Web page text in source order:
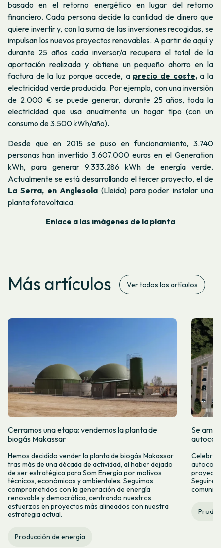
basado en el retorno energético en lugar del retorno
financiero.Cada persona decide la cantidad de dinero que
quiere invertir y, con la suma de las inversiones recogidas, se
impulsan los nuevos proyectos renovables. A partir de aquí y
durante 25 años cada inversor/a recupera el total de la
aportación realizada y obtiene un pequeño ahorro en la
factura de la luz porque accede, a precio de coste,a la
electricidad verde producida. Por ejemplo, con una inversión
de 2.000 € se puede generar, durante 25 años, toda la
electricidad que usa anualmente un hogar tipo (con un
consumo de 3.500 kWh/año).
Desde que en 2015 se puso en funcionamiento, 3.740
personas han invertido 3.607.000 euros en el Generation
kWh, para generar 9.333.286 kWh de energía verde.
Actualmente se está desarrollando el tercer proyecto, el de
La Serra, en Anglesola (Lleida) para poder instalar una
planta fotovoltaica.
Enlace a las imágenes de la planta
Más artículos Ver todos los artículos
Cerramos una etapa: vendemos la planta de
biogás Makassar
Hemos decidido vender la planta de biogás Makassar
tras más de una década de actividad, al haber dejado
de ser estratégica para Som Energia por motivos
técnicos, económicos y ambientales. Seguimos
comprometidos con la generación de energía
renovable y democrática, centrando nuestros
esfuerzos en proyectos más alineados con nuestra
estrategia actual.
Producción de energía
Se